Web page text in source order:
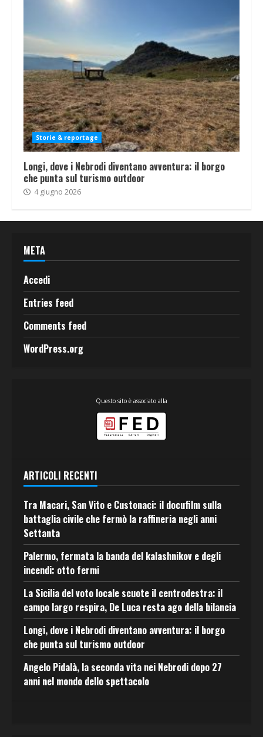
Storie & reportage
Longi, dove i Nebrodi diventano avventura: il borgo
che punta sul turismo outdoor
4 giugno 2026
META
Accedi
Entries feed
Comments feed
WordPress.org
Questo sito è associato alla
ARTICOLI RECENTI
Tra Macari, San Vito e Custonaci: il docufilm sulla
battaglia civile che fermò la raffineria negli anni
Settanta
Palermo, fermata la banda del kalashnikov e degli
incendi: otto fermi
La Sicilia del voto locale scuote il centrodestra: il
campo largo respira, De Luca resta ago della bilancia
Longi, dove i Nebrodi diventano avventura: il borgo
che punta sul turismo outdoor
Angelo Pidalà, la seconda vita nei Nebrodi dopo 27
anni nel mondo dello spettacolo